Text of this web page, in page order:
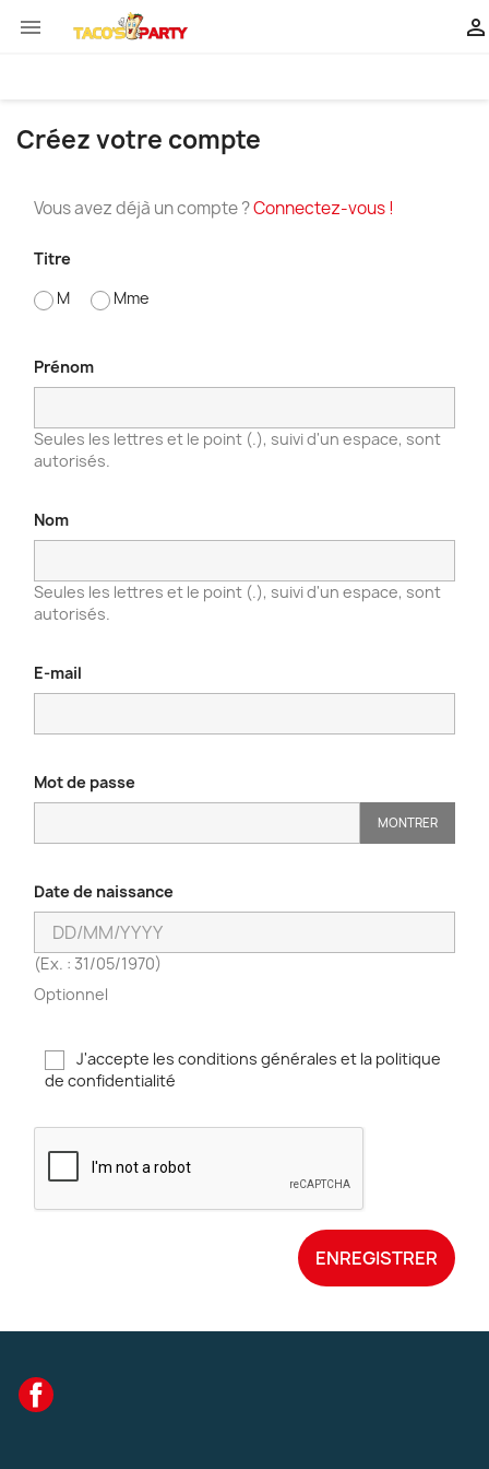
 
Créez votre compte
Vous avez déjà un compte ?Connectez-vous !
Titre
M
Mme
Prénom
Seules les lettres et le point (.), suivi d'un espace, sont
autorisés.
Nom
Seules les lettres et le point (.), suivi d'un espace, sont
autorisés.
E-mail
Mot de passe
MONTRER
Date de naissance
(Ex. : 31/05/1970)
Optionnel
J'accepte les conditions générales et la politique
de confidentialité
ENREGISTRER